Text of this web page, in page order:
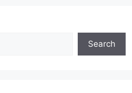
Search